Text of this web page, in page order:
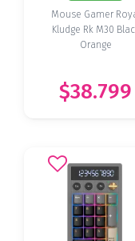
Mouse Gamer
Kludge Rk M30
Orange
$38.799